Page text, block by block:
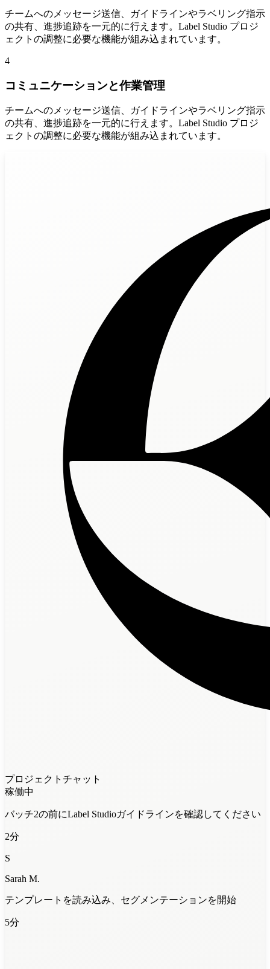
チームへのメッセージ送信、ガイドラインやラベリング指示
の共有、進捗追跡を一元的に行えます。Label Studio プロジ
ェクトの調整に必要な機能が組み込まれています。
4
コミュニケーションと作業管理
チームへのメッセージ送信、ガイドラインやラベリング指示
の共有、進捗追跡を一元的に行えます。Label Studio プロジ
ェクトの調整に必要な機能が組み込まれています。
プロジェクトチャット
稼働中
バッチ2の前にLabel Studioガイドラインを確認してください
2分
S
Sarah M.
テンプレートを読み込み、セグメンテーションを開始
5分